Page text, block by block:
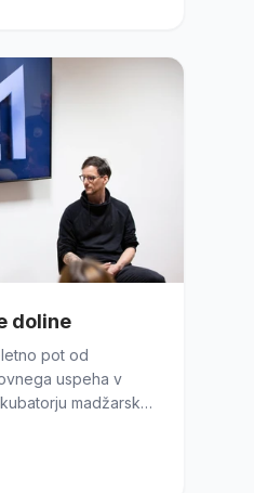
doline
pot od
uspeha v
madžarske